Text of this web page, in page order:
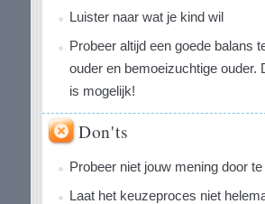
Luister naar wat je kind wil
Probeer altijd een goede balans
ouder en bemoeizuchtige
is mogelijk!
Don'ts
Probeer niet jouw mening door
Laat het keuzeproces niet